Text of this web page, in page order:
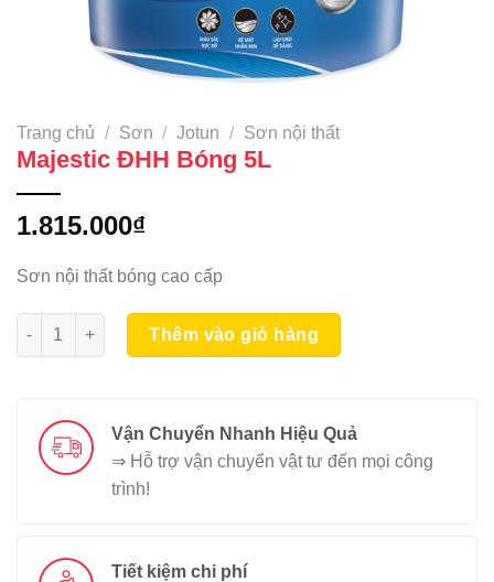
Trang chủ / Sơn / Jotun / Sơn nội thất
Majestic ĐHH Bóng 5L
1.815.000₫
Sơn nội thất bóng cao cấp
Majestic ĐHH Bóng 5L số lượng
Thêm vào giỏ hàng
Vận Chuyển Nhanh Hiệu Quả
⇒ Hỗ trợ vận chuyển vật tư đến mọi công
trình!
Tiết kiệm chi phí